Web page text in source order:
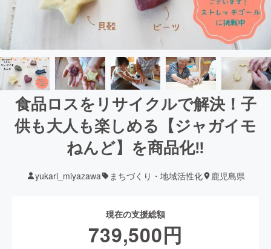
食品ロスをリサイクルで解決！子
供も大人も楽しめる【ジャガイモ
ねんど】を商品化‼
yukari_miyazawa まちづくり・地域活性化 鹿児島県
現在の支援総額
739,500円